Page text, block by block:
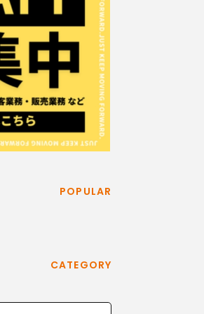
POPULAR
CATEGORY